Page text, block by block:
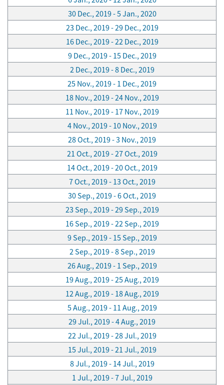
30 Dec., 2019 - 5 Jan., 2020
23 Dec., 2019 - 29 Dec., 2019
16 Dec., 2019 - 22 Dec., 2019
9 Dec., 2019 - 15 Dec., 2019
2 Dec., 2019 - 8 Dec., 2019
25 Nov., 2019 - 1 Dec., 2019
18 Nov., 2019 - 24 Nov., 2019
11 Nov., 2019 - 17 Nov., 2019
4 Nov., 2019 - 10 Nov., 2019
28 Oct., 2019 - 3 Nov., 2019
21 Oct., 2019 - 27 Oct., 2019
14 Oct., 2019 - 20 Oct., 2019
7 Oct., 2019 - 13 Oct., 2019
30 Sep., 2019 - 6 Oct., 2019
23 Sep., 2019 - 29 Sep., 2019
16 Sep., 2019 - 22 Sep., 2019
9 Sep., 2019 - 15 Sep., 2019
2 Sep., 2019 - 8 Sep., 2019
26 Aug., 2019 - 1 Sep., 2019
19 Aug., 2019 - 25 Aug., 2019
12 Aug., 2019 - 18 Aug., 2019
5 Aug., 2019 - 11 Aug., 2019
29 Jul., 2019 - 4 Aug., 2019
22 Jul., 2019 - 28 Jul., 2019
15 Jul., 2019 - 21 Jul., 2019
8 Jul., 2019 - 14 Jul., 2019
1 Jul., 2019 - 7 Jul., 2019